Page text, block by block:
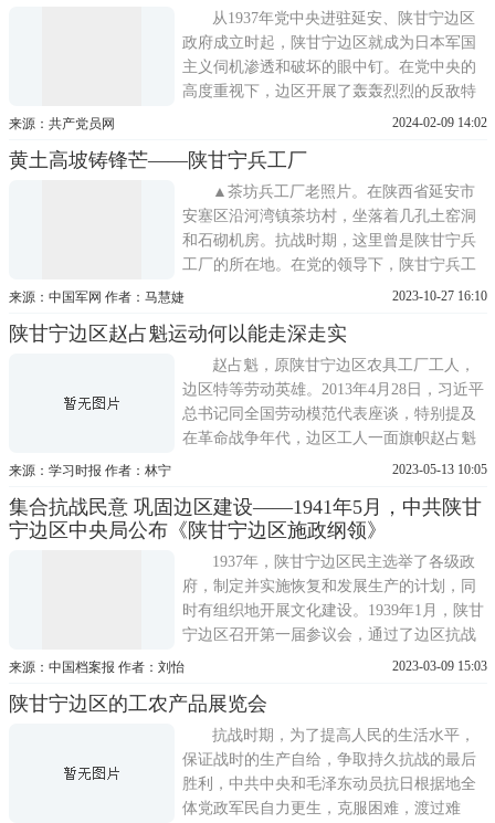
系统的乡村社会经济建设，为乡村治理现代
化、农村社会组织化和农业经济
从1937年党中央进驻延安、陕甘宁边区
政府成立时起，陕甘宁边区就成为日本军国
主义伺机渗透和破坏的眼中钉。在党中央的
高度重视下，边区开展了轰轰烈烈的反敌特
活动，全民皆兵的严密防守，使得敌特的阴
寇活动猖獗1939年5月15日，邓小平在《在敌
后方的两个路线》一文中指出，敌人特别加
强特务工作，这是
来源：共产党员网 2024-02-09 14:02
黄土高坡铸锋芒——陕甘宁兵工厂
▲茶坊兵工厂老照片。在陕西省延安市
安塞区沿河湾镇茶坊村，坐落着几孔土窑洞
和石砌机房。抗战时期，这里曾是陕甘宁兵
工厂的所在地。在党的领导下，陕甘宁兵工
厂秉承为前线服务、为战争服务、为边区经
从无到有、从小到大地发展起来。它聚集了
全国各地的优秀人才，组建了一支新型战斗
集体，为中国人民的抗日战争
来源：中国军网 作者：马慧婕 2023-10-27 16:10
陕甘宁边区赵占魁运动何以能走深走实
赵占魁，原陕甘宁边区农具工厂工人，
边区特等劳动英雄。2013年4月28日，习近平
总书记同全国劳动模范代表座谈，特别提及
在革命战争年代，边区工人一面旗帜赵占魁
等劳动模范，以新的劳动态度对待新的劳
放事业。1942年10月，陕甘宁边区总工会发
出通知，号召各公营工厂组织开展赵占魁运
动，向模范工人赵占魁学
来源：学习时报 作者：林宁 2023-05-13 10:05
集合抗战民意 巩固边区建设——1941年5月，中共陕甘
宁边区中央局公布《陕甘宁边区施政纲领》
1937年，陕甘宁边区民主选举了各级政
府，制定并实施恢复和发展生产的计划，同
时有组织地开展文化建设。1939年1月，陕甘
宁边区召开第一届参议会，通过了边区抗战
时期施政纲领。1940年，中共中央发布关于
1941年11月，陕甘宁边区召开第二届参议
会，通过了5月1日公布的包含有三三制原则
的施政纲领，简称五一施政纲
来源：中国档案报 作者：刘怡 2023-03-09 15:03
陕甘宁边区的工农产品展览会
抗战时期，为了提高人民的生活水平，
保证战时的生产自给，争取持久抗战的最后
胜利，中共中央和毛泽东动员抗日根据地全
体党政军民自力更生，克服困难，渡过难